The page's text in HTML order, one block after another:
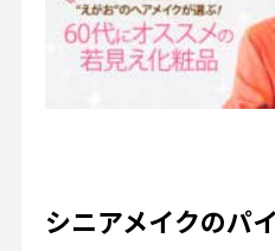
シニアメイクのパ